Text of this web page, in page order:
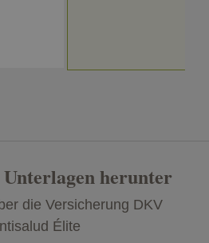
herunter
die Versicherung DKV
Élite